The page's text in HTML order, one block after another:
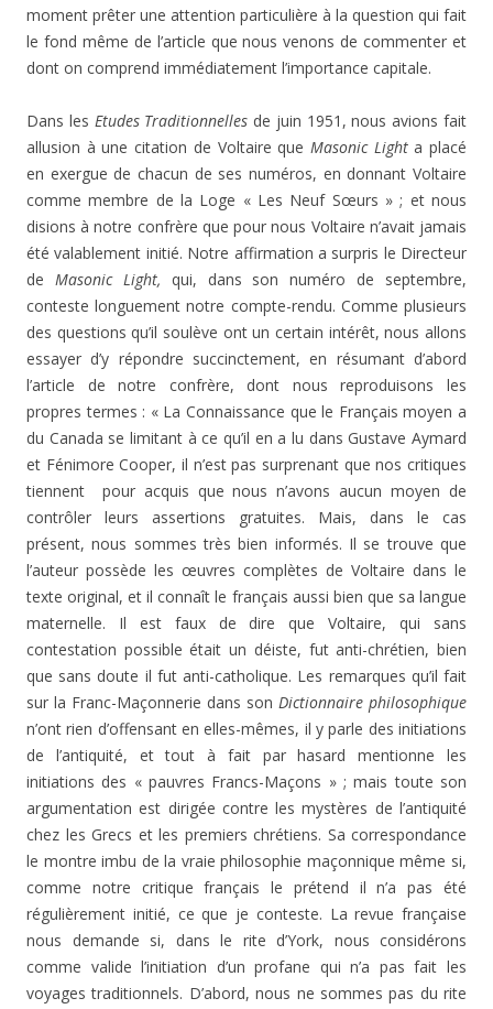
moment prêter une attention particulière à la question qui fait
le fond même de l’article que nous venons de commenter et
dont on comprend immédiatement l’importance capitale.
Dans les Etudes Traditionnelles de juin 1951, nous avions fait
allusion à une citation de Voltaire que Masonic Lighta placé
en exergue de chacun de ses numéros, en donnant Voltaire
comme membre de la Loge « Les Neuf Sœurs » ; et nous
disions à notre confrère que pour nous Voltaire n’avait jamais
été valablement initié. Notre affirmation a surpris le Directeur
de Masonic Light, qui, dans son numéro de septembre,
conteste longuement notre compte-rendu. Comme plusieurs
des questions qu’il soulève ont un certain intérêt, nous allons
essayer d’y répondre succinctement, en résumant d’abord
l’article de notre confrère, dont nous reproduisons les
propres termes : « La Connaissance que le Français moyen a
du Canada se limitant à ce qu’il en a lu dans Gustave Aymard
et Fénimore Cooper, il n’est pas surprenant que nos critiques
tiennent pour acquis que nous n’avons aucun moyen de
contrôler leurs assertions gratuites. Mais, dans le cas
présent, nous sommes très bien informés. Il se trouve que
l’auteur possède les œuvres complètes de Voltaire dans le
texte original, et il connaît le français aussi bien que sa langue
maternelle. Il est faux de dire que Voltaire, qui sans
contestation possible était un déiste, fut anti-chrétien, bien
que sans doute il fut anti-catholique. Les remarques qu’il fait
sur la Franc-Maçonnerie dans son Dictionnaire philosophique
n’ont rien d’offensant en elles-mêmes, il y parle des initiations
de l’antiquité, et tout à fait par hasard mentionne les
initiations des « pauvres Francs-Maçons » ; mais toute son
argumentation est dirigée contre les mystères de l’antiquité
chez les Grecs et les premiers chrétiens. Sa correspondance
le montre imbu de la vraie philosophie maçonnique même si,
comme notre critique français le prétend il n’a pas été
régulièrement initié, ce que je conteste. La revue française
nous demande si, dans le rite d’York, nous considérons
comme valide l’initiation d’un profane qui n’a pas fait les
voyages traditionnels. D’abord, nous ne sommes pas du rite